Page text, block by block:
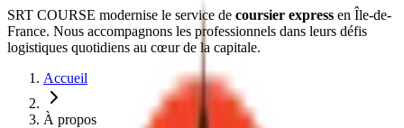
SRT COURSE modernise le service de coursier express en Île-de-
France. Nous accompagnons les professionnels dans leurs défis
logistiques quotidiens au cœur de la capitale.
Accueil
À propos